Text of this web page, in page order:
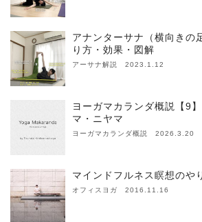
アナンターサナ（横向きの
り方・効果・図解
アーサナ解説 2023.1.12
ヨーガマカランダ概説【9
マ・ニヤマ
ヨーガマカランダ概説 2026.3.20
マインドフルネス瞑想のや
オフィスヨガ 2016.11.16